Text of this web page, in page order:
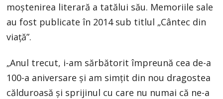
moştenirea literară a tatălui său. Memoriile sale
au fost publicate în 2014 sub titlul „Cântec din
viaţă”.
„Anul trecut, i-am sărbătorit împreună cea de-a
100-a aniversare şi am simţit din nou dragostea
călduroasă şi sprijinul cu care nu numai că ne-a